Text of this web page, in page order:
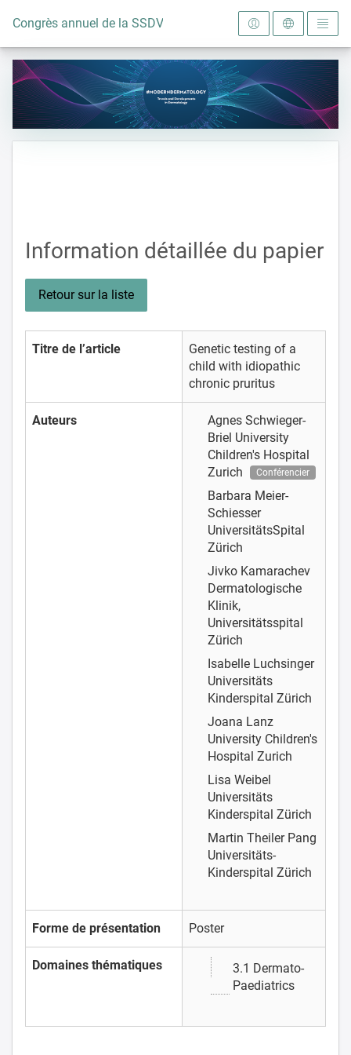
Vers la page d'accueil
Congrès annuel de la SSDV 2024
Information détaillée du papier
Retour sur la liste
Titre de l’article
Genetic testing of a
child with idiopathic
chronic pruritus
Auteurs
Agnes Schwieger-
Briel University
Children's Hospital
Zurich
Conférencier
Barbara Meier-
Schiesser
UniversitätsSpital
Zürich
Jivko Kamarachev
Dermatologische
Klinik,
Universitätsspital
Zürich
Isabelle Luchsinger
Universitäts
Kinderspital Zürich
Joana Lanz
University Children's
Hospital Zurich
Lisa Weibel
Universitäts
Kinderspital Zürich
Martin Theiler Pang
Universitäts-
Kinderspital Zürich
Forme de présentation Poster
Domaines thématiques
3.1 Dermato-
Paediatrics